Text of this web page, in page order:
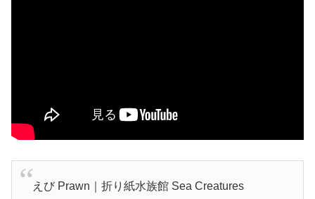
えび Prawn｜折り紙水族館 Sea Creatures